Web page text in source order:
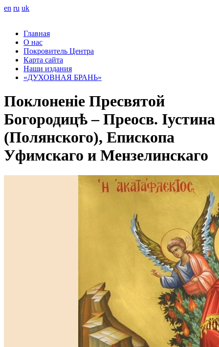
en ru uk
Главная
О нас
Покровитель Центра
Карта сайта
Наши издания
«ДУХОВНАЯ БРАНЬ»
Поклоненіе Пресвятой
Богородицѣ – Преосв. Іустина
(Полянского), Епископа
Уфимскаго и Мензелинскаго